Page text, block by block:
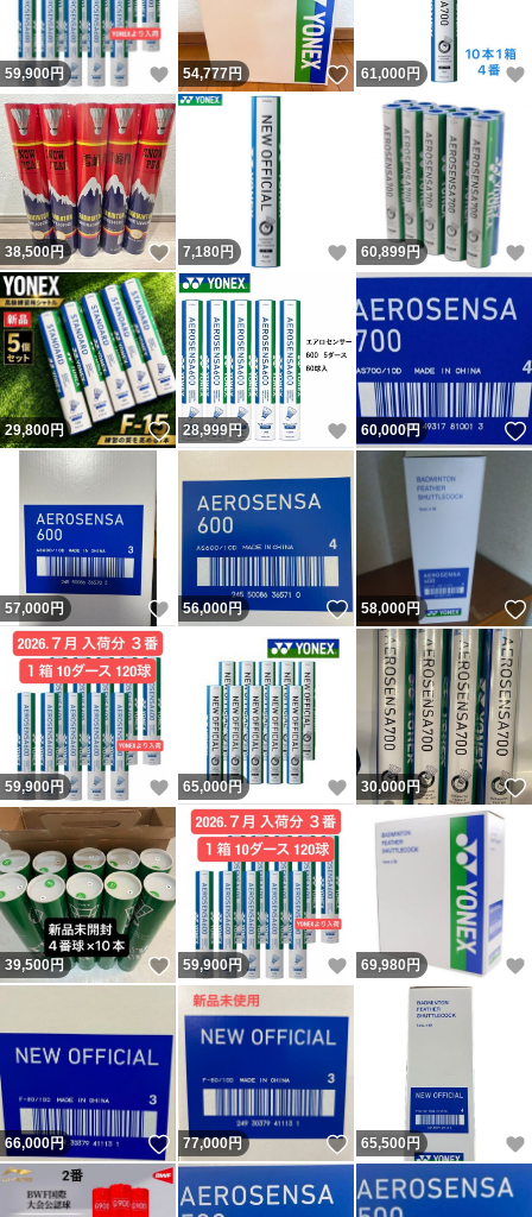
59,900円 いいね！
54,777円 いいね！
61,000 円
38,500円 いいね！
7,180 円 いいね！
60,899円
29,800円 いいね！
28,999円 いいね！
60,000円
57,000円 いいね！
56,000円 いいね！
58,000円
59,900円 いいね！
65,000円 いいね！
30,000円
39,500円 いいね！
59,900円 いいね！
69,980円
66,000円 いいね！
77,000円 いいね！
65,500円